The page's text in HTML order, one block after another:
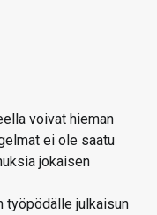
voivat hieman
ei ole saatu
jokaisen
työpödälle julkaisun